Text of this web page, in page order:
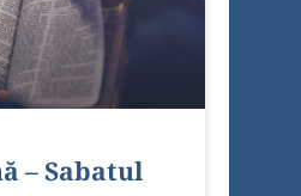
– Sabatul